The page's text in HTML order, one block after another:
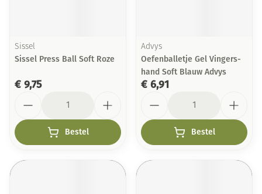
Sissel
Sissel Press Ball Soft Roze
€ 9,75
Bestel
Advys
Oefenballetje Gel Vingers-
hand Soft Blauw Advys
€ 6,91
Bestel